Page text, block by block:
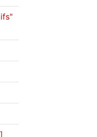
Signature du protocole d'accord de création du fonds Elias et Mouna Haraoui [بالعربيّة]